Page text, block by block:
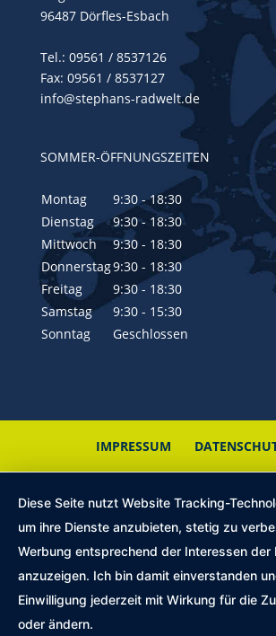
96487 Dörfles-Esbach
Tel.: 09561 / 8537126
Fax: 09561 / 8537127
info@stephans-radwelt.de
SOMMER-ÖFFNUNGSZEITEN
Montag
9:30 - 18:30
Dienstag
9:30 - 18:30
Mittwoch
9:30 - 18:30
Donnerstag9:30 - 18:30
Freitag
9:30 - 18:30
Samstag
9:30 - 15:30
Sonntag
Geschlossen
IMPRESSUM
Diese Seite nutzt Website Tracking-
um ihre Dienste anzubieten, stetig zu
Werbung entsprechend der Interessen der
anzuzeigen. Ich bin damit einverstanden
Einwilligung jederzeit mit Wirkung für die
oder ändern.